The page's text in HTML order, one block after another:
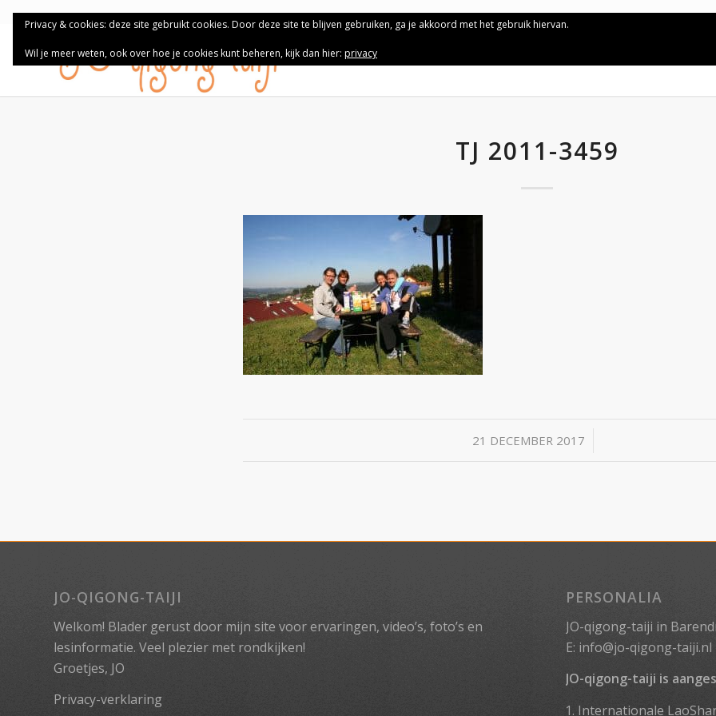
TJ 2011-3459
21 DECEMBER 2017
/
JO-QIGONG-TAIJI
Welkom! Blader gerust door mijn site voor ervaringen, video’s, foto’s en
lesinformatie. Veel plezier met rondkijken!
Groetjes, JO
Privacy-verklaring
PERSONALIA
JO-qigong-taiji in
E: info@jo-qigong-taiji.nl
JO-qigong-taiji is
Internationale
Privacy & cookies: deze site gebruikt cookies. Door deze site te blijven gebruiken, ga je akkoord met het gebruik hiervan.
Wil je meer weten, ook over hoe je cookies kunt beheren, kijk dan hier: privacy